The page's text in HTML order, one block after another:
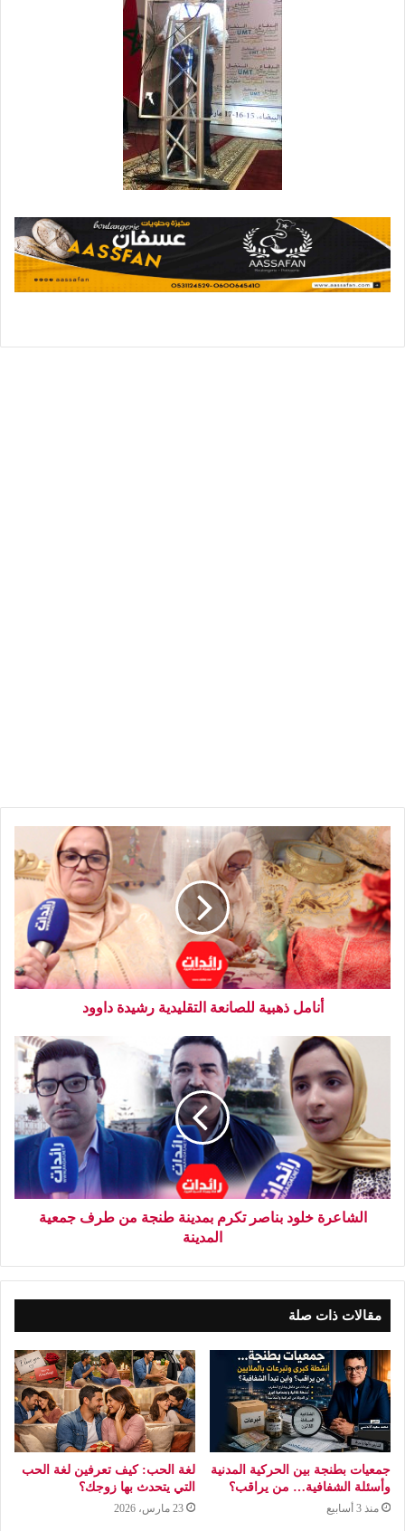
أنامل ذهبية للصانعة التقليدية رشيدة داوود
الشاعرة خلود بناصر تكرم بمدينة طنجة من طرف جمعية
المدينة
مقالات ذات صلة
جمعيات بطنجة بين الحركية المدنية
وأسئلة الشفافية… من يراقب؟
منذ 3 أسابيع
لغة الحب: كيف تعرفين لغة الحب
التي يتحدث بها زوجك؟
23 مارس، 2026